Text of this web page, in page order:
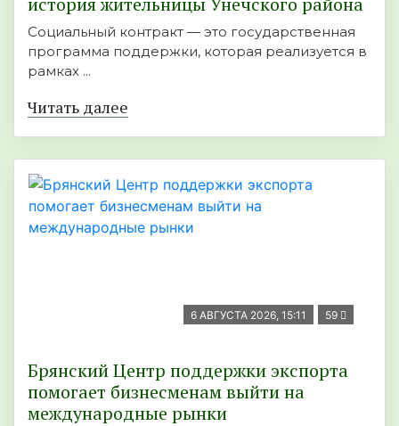
Социальный контракт — это государственная
программа поддержки, которая реализуется в
рамках ...
Читать далее
6 АВГУСТА 2026, 15:11 59
Брянский Центр поддержки экспорта
помогает бизнесменам выйти на
международные рынки